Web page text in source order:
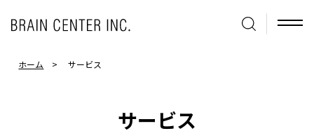
ホーム サービス
サービス